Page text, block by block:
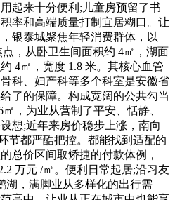
起来十分便利;儿童房预留了书
率和高端质量打制宜居糊口。让
银泰城聚焦年轻消费群体，以
，从卧卫生间面积约 4㎡，湖面
4㎡，宽度 1.8 米。其核心血管
科、妇产科等多个科室是安徽省
了的保障。构成宽阔的公共勾当
，为业从营制了平安、恬静、
想;近年来房价稳步上涨，南向
节都严酷把控。都能找到适配的
总价区间取矫捷的付款体例，
万元 /㎡。便利日常起居;沿习友
湖，满脚业从多样化的出行需